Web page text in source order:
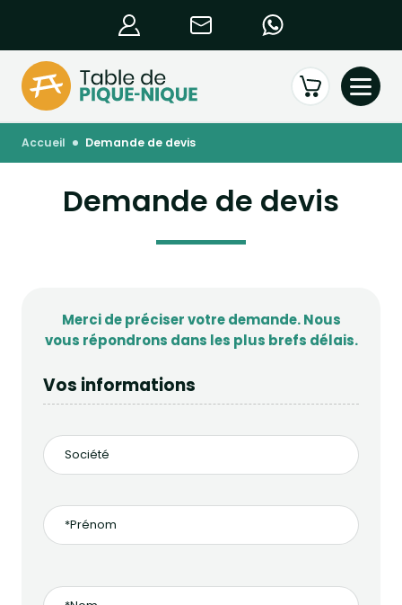
accueil demande de devis
Demande de devis
Merci de préciser votre demande. Nous
vous répondrons dans les plus brefs délais.
Vos informations